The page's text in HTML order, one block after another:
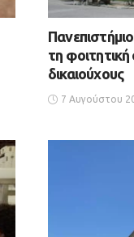
τη
δικαιούχους
7 Αυγούστου